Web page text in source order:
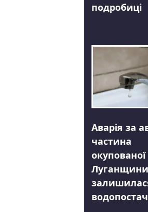
подробиці
Аварія за
частина
окупованої
Луганщини